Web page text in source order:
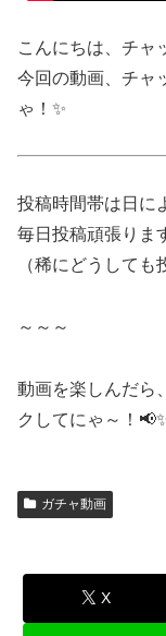
こんにちは、チャ
今回の動画、チャ
ゃ！✨
投稿時間帯は日に
毎日投稿頑張りま
（稀にどうしても
～～～
動画を楽しんだら
クしてにゃ～！
ガチャ動画
X